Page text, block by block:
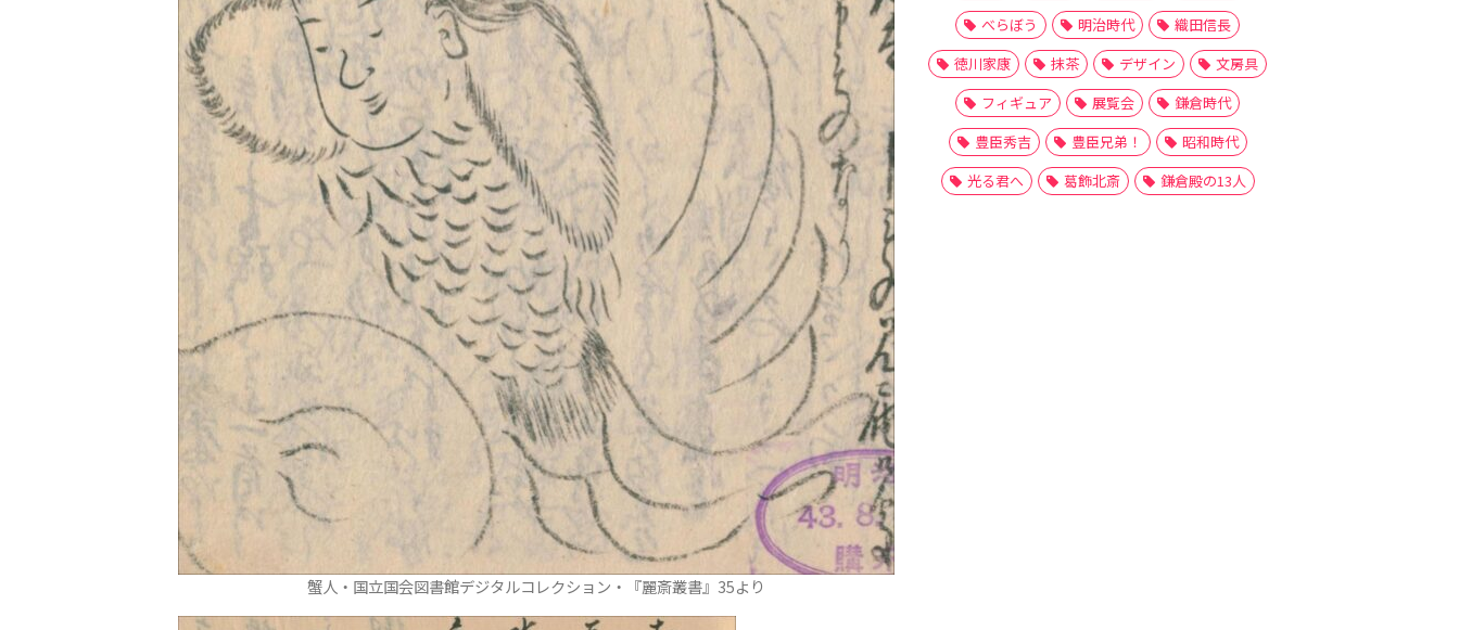
蟹人・国立国会図書館デジタルコレクション・『麗斎叢書』35より
べらぼう
明治時代
織田信長
徳川家康
抹茶 デザイン
文房具
フィギュア
展覧会
鎌倉時代
豊臣秀吉
豊臣兄弟！
昭和時代
光る君へ
葛飾北斎 鎌倉殿の13人